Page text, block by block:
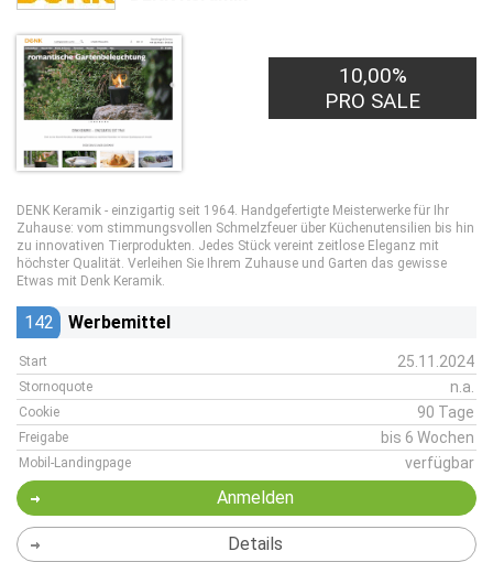
10,00%
PRO SALE
DENK Keramik - einzigartig seit 1964. Handgefertigte Meisterwerke für Ihr
Zuhause: vom stimmungsvollen Schmelzfeuer über Küchenutensilien bis hin
zu innovativen Tierprodukten. Jedes Stück vereint zeitlose Eleganz mit
höchster Qualität. Verleihen Sie Ihrem Zuhause und Garten das gewisse
Etwas mit Denk Keramik.
142 Werbemittel
Start 25.11.2024
Stornoquote n.a.
Cookie 90 Tage
Freigabe bis 6 Wochen
Mobil-Landingpage verfügbar
Anmelden
Details